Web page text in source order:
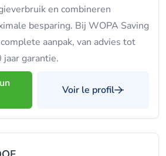
en combineren
besparing. Bij WOPA Saving
aanpak, van advies tot
garantie.
Voir le profil